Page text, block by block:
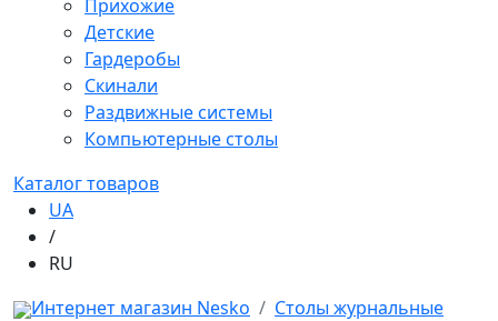
Прихожие
Детские
Гардеробы
Скинали
Раздвижные системы
Компьютерные столы
Каталог товаров
UA
/
RU
Интернет магазин Nesko
Столы журнальные